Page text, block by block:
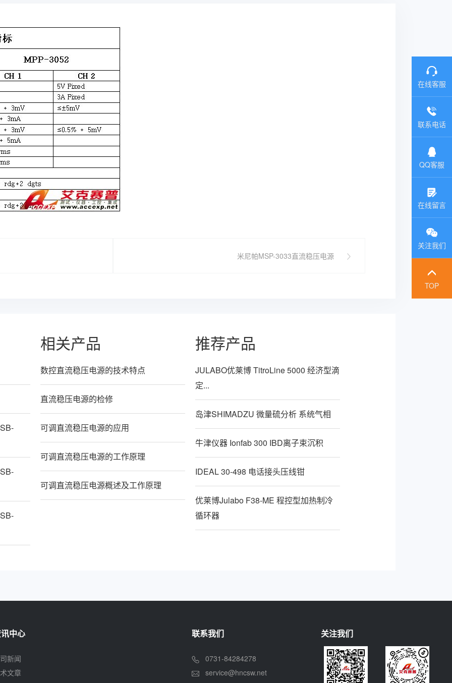
米尼帕MSP-3033直流稳压电源
相关产品
数控直流稳压电源的技术特点
直流稳压电源的检修
可调直流稳压电源的应用
可调直流稳压电源的工作原理
可调直流稳压电源概述及工作原理
推荐产品
JULABO优莱博 TitroLine 5000 经济型滴
定...
岛津SHIMADZU 微量硫分析 系统气相
牛津仪器 Ionfab 300 IBD离子束沉积
IDEAL 30-498 电话接头压线钳
优莱博Julabo F38-ME 程控型加热制冷
循环器
中心
新闻
文章
联系我们
0731-84284278
service@hncsw.net
关注我们
在线客服
联系电话
QQ客服
在线留言
关注我们
TOP